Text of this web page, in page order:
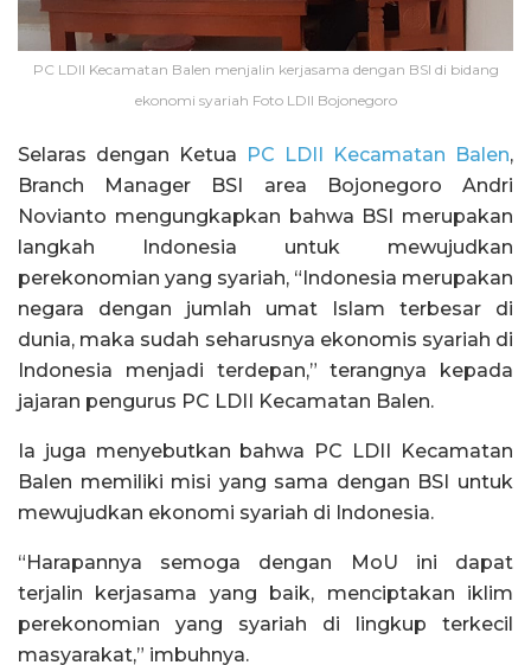
PC LDII Kecamatan Balen menjalin kerjasama dengan BSI di bidang
ekonomi syariah Foto LDII Bojonegoro
Selaras dengan Ketua PC LDII Kecamatan Balen,
Branch Manager BSI area Bojonegoro Andri
Novianto mengungkapkan bahwa BSI merupakan
langkah Indonesia untuk mewujudkan
perekonomian yang syariah, “Indonesia merupakan
negara dengan jumlah umat Islam terbesar di
dunia, maka sudah seharusnya ekonomis syariah di
Indonesia menjadi terdepan,” terangnya kepada
jajaran pengurus PC LDII Kecamatan Balen.
Ia juga menyebutkan bahwa PC LDII Kecamatan
Balen memiliki misi yang sama dengan BSI untuk
mewujudkan ekonomi syariah di Indonesia.
“Harapannya semoga dengan MoU ini dapat
terjalin kerjasama yang baik, menciptakan iklim
perekonomian yang syariah di lingkup terkecil
masyarakat,” imbuhnya.